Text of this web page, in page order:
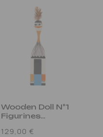
Wooden Doll N°1
Figurines
Prix
129,00 €